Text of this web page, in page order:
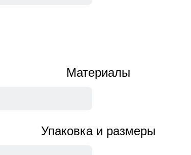
Материалы
Упаковка и размеры